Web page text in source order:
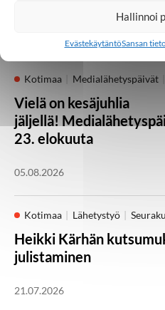
Hallinnoi
EvästekäytäntöSansan
Palaa takaisin
Kotimaa Medialähetyspäivät
Vielä on kesäjuhlia
jäljellä!
23. elokuuta
05.08.2026
Kotimaa Lähetystyö
Heikki Kärhän
julistaminen
21.07.2026